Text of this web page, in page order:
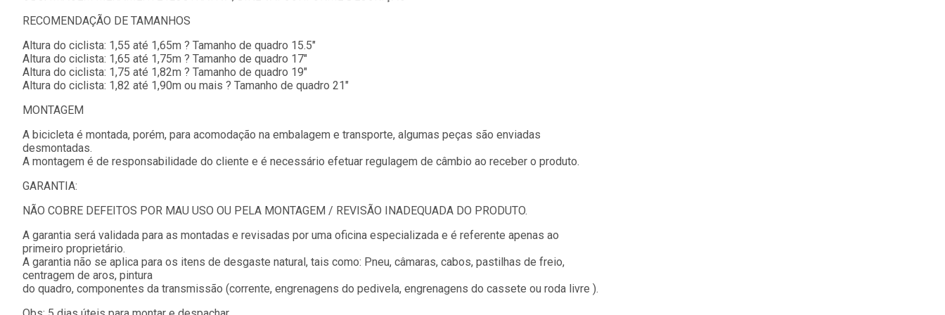
RECOMENDAÇÃO DE TAMANHOS
Altura do ciclista: 1,55 até 1,65m ? Tamanho de quadro 15.5"
Altura do ciclista: 1,65 até 1,75m ? Tamanho de quadro 17"
Altura do ciclista: 1,75 até 1,82m ? Tamanho de quadro 19"
Altura do ciclista: 1,82 até 1,90m ou mais ? Tamanho de quadro 21"
MONTAGEM
A bicicleta é montada, porém, para acomodação na embalagem e transporte, algumas peças são enviadas
desmontadas.
A montagem é de responsabilidade do cliente e é necessário efetuar regulagem de câmbio ao receber o produto.
GARANTIA:
NÃO COBRE DEFEITOS POR MAU USO OU PELA MONTAGEM / REVISÃO INADEQUADA DO PRODUTO.
A garantia será validada para as montadas e revisadas por uma oficina especializada e é referente apenas ao
primeiro proprietário.
A garantia não se aplica para os itens de desgaste natural, tais como: Pneu, câmaras, cabos, pastilhas de freio,
centragem de aros, pintura
do quadro, componentes da transmissão (corrente, engrenagens do pedivela, engrenagens do cassete ou roda livre ).